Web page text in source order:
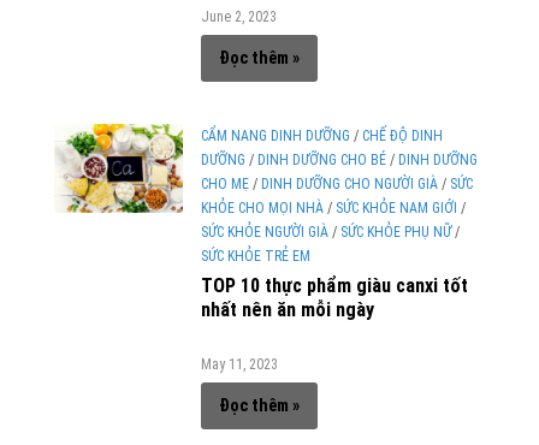
June 2, 2023
Đọc thêm »
CẨM NANG DINH DƯỠNG / CHẾ ĐỘ DINH
DƯỠNG / DINH DƯỠNG CHO BÉ / DINH DƯỠNG
CHO MẸ / DINH DƯỠNG CHO NGƯỜI GIÀ / SỨC
KHỎE CHO MỌI NHÀ / SỨC KHỎE NAM GIỚI /
SỨC KHỎE NGƯỜI GIÀ / SỨC KHỎE PHỤ NỮ/
SỨC KHỎE TRẺ EM
TOP 10 thực phẩm giàu canxi tốt
nhất nên ăn mỗi ngày
May 11, 2023
Đọc thêm »